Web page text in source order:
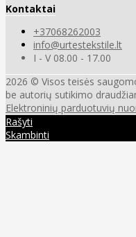
Kontaktai
+37068262003
info@urtestekstile.lt
I - V 08.00 - 17.00
2026 © Visos teisės
be autorių sutikimo
Elektroninių parduotuvių
Rašyti
Skambinti